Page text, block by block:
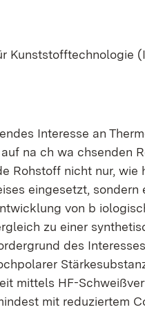
Kunststofftechnologie
Interesse an
na ch wa chsenden
Rohstoff nicht nur, wie
eingesetzt,
von b
zu einer
des
mittels HF-
mit reduziertem